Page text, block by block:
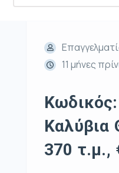
11 μήνες πρίν
Καλύβια
370 τ.μ.,